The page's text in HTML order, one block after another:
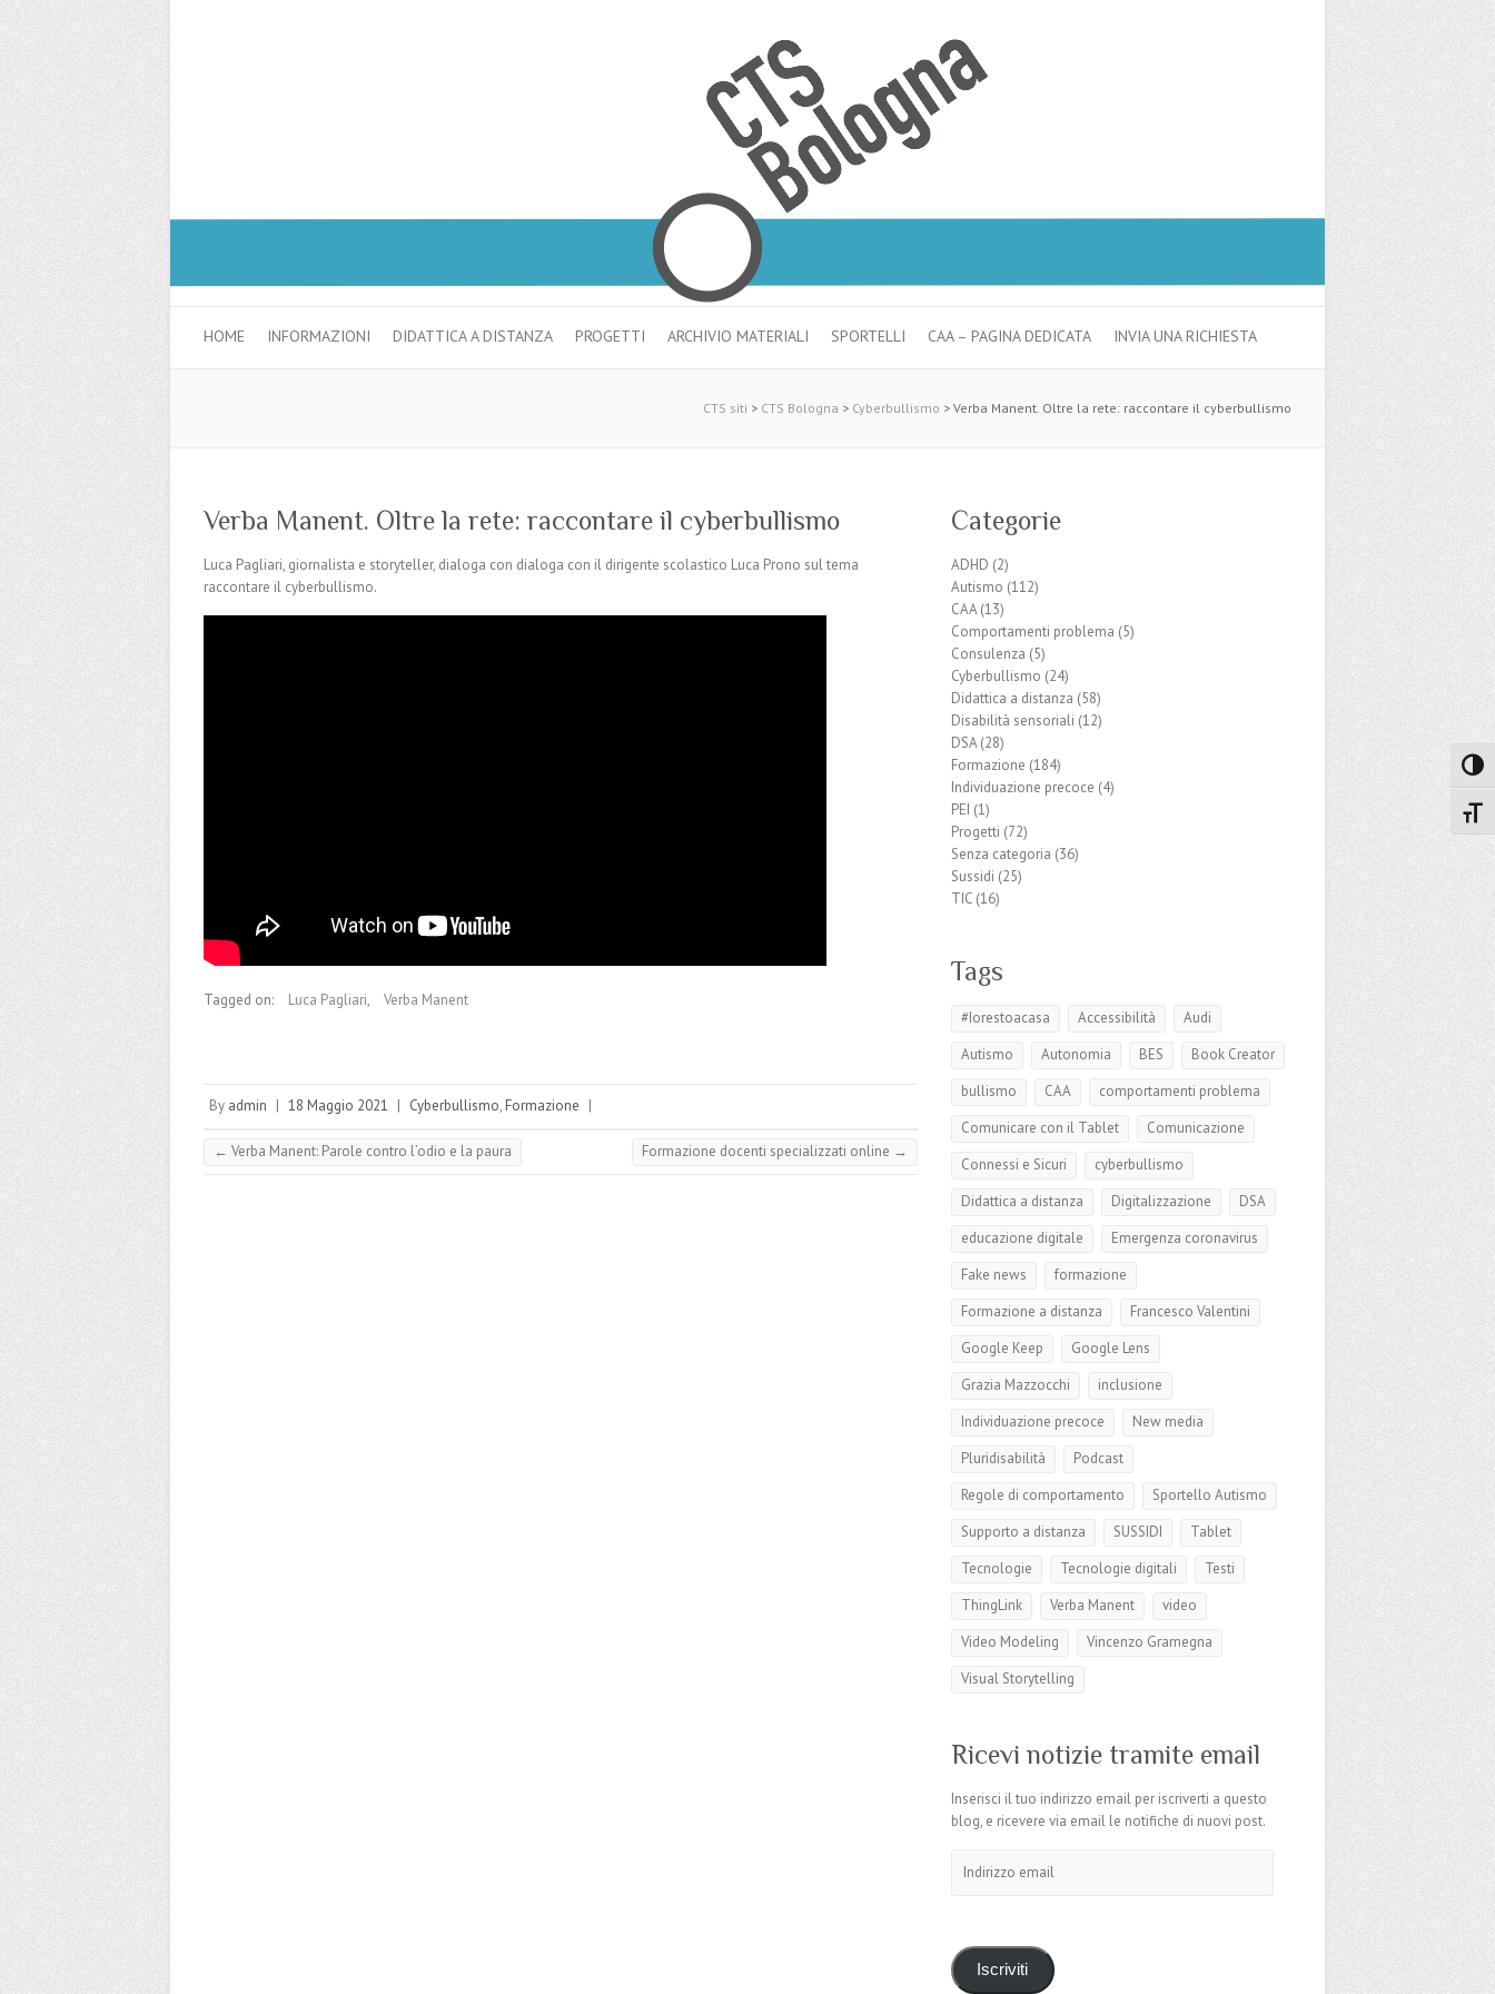
HOME INFORMAZIONI DIDATTICA A DISTANZA PROGETTI ARCHIVIO MATERIALI SPORTELLI CAA – PAGINA DEDICATA INVIA UNA RICHIESTA
CTS siti > CTS Bologna > Cyberbullismo > Verba Manent. Oltre la rete: raccontare il cyberbullismo
Verba Manent. Oltre la rete: raccontare il cyberbullismo
Luca Pagliari, giornalista e storyteller, dialoga con dialoga con il dirigente scolastico Luca Prono sul tema
raccontare il cyberbullismo.
Tagged on: Luca Pagliari, Verba Manent
By admin | 18 Maggio 2021 | Cyberbullismo, Formazione |
← Verba Manent: Parole contro l’odio e la paura Formazione docenti specializzati online →
Categorie
ADHD (2)
Autismo (112)
CAA(13)
Comportamenti problema (5)
Consulenza (5)
Cyberbullismo (24)
Didattica a distanza (58)
Disabilità sensoriali (12)
DSA(28)
Formazione (184)
Individuazione precoce (4)
PEI (1)
Progetti (72)
Senza categoria (36)
Sussidi (25)
TIC(16)
Tags
#Iorestoacasa Accessibilità
Audi
Autismo
Autonomia BES
Book Creator
bullismo
CAA
comportamenti problema
Comunicare con il Tablet
Comunicazione
Connessi e Sicuri
cyberbullismo
Didattica a distanza
Digitalizzazione
DSA
educazione digitale
Emergenza coronavirus
Fake news
formazione
Formazione a distanza
Francesco Valentini
Google Keep
Google Lens
Grazia Mazzocchi
inclusione
Individuazione precoce
New media
Pluridisabilità
Podcast
Regole di comportamento
Sportello Autismo
Supporto a distanza
SUSSIDI
Tablet
Tecnologie
Tecnologie digitali
Testi
ThingLink
Verba Manent
video
Video Modeling
Vincenzo Gramegna
Visual Storytelling
Ricevi notizie tramite email
Inserisci il tuo indirizzo email per iscriverti a questo
blog, e ricevere via email le notifiche di nuovi post.
email
Iscriviti